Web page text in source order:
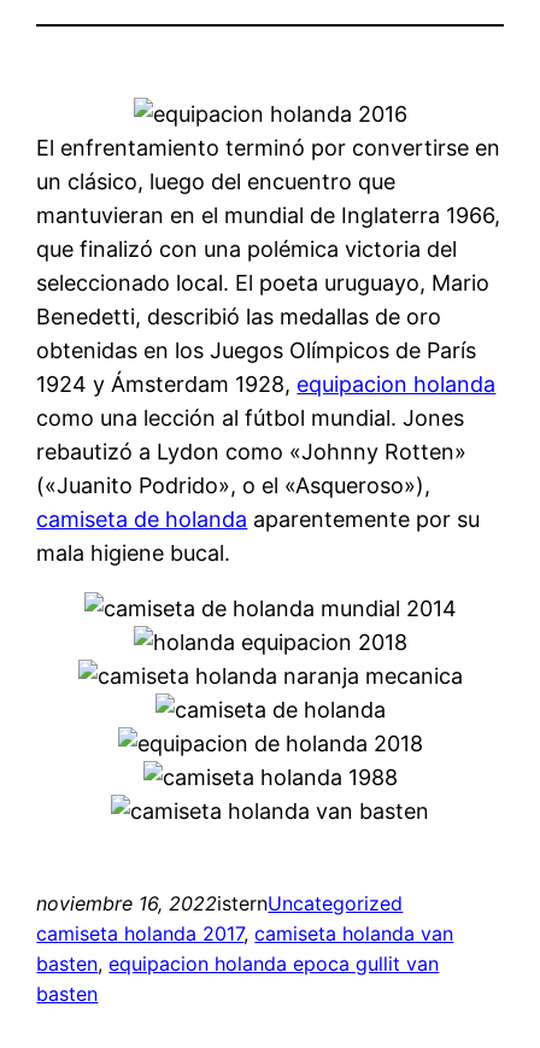
El enfrentamiento terminó por convertirse en
un clásico, luego del encuentro que
mantuvieran en el mundial de Inglaterra 1966,
que finalizó con una polémica victoria del
seleccionado local. El poeta uruguayo, Mario
Benedetti, describió las medallas de oro
obtenidas en los Juegos Olímpicos de París
1924 y Ámsterdam 1928, equipacion holanda
como una lección al fútbol mundial. Jones
rebautizó a Lydon como «Johnny Rotten»
(«Juanito Podrido», o el «Asqueroso»),
camiseta de holanda aparentemente por su
mala higiene bucal.
noviembre 16, 2022isternUncategorized
camiseta holanda 2017, camiseta holanda van
basten, equipacion holanda epoca gullit van
basten